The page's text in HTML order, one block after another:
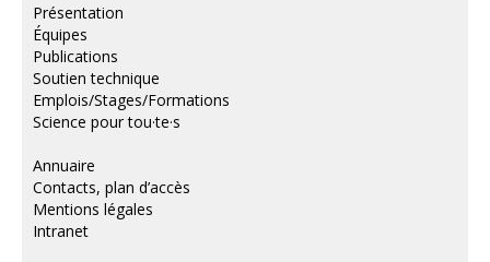
Soutien technique
Données
Emplois/Stages/Formations
Science pour tou·te·s
Actualités
Présentation
Équipes
Publications
Soutien technique
Emplois/Stages/Formations
Science pour tou·te·s
Annuaire
Contacts, plan d’accès
Mentions légales
Intranet